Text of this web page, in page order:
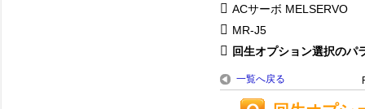
ACサーボ MELSERVO
MR-J5
回生オプション選択のパ
一覧へ戻る